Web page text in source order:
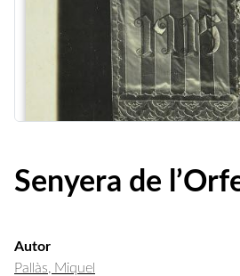
Senyera de
Autor
Pallàs, Miquel